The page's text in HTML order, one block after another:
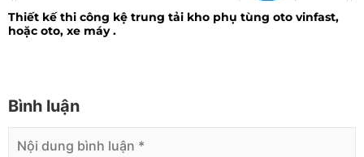
Thiết kế thi công kệ trung tải kho phụ tùng oto vinfast,
hoặc oto, xe máy .
Bình luận